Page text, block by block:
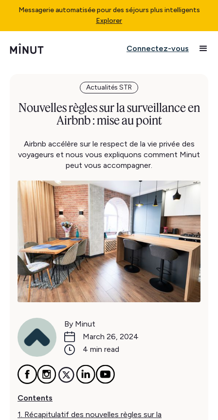
Messagerie automatisée pour des séjours plus intelligents
Explorer
Connectez-vous
Actualités STR
Nouvelles règles sur la surveillance en
Airbnb : mise au point
Airbnb accélère sur le respect de la vie privée des
voyageurs et nous vous expliquons comment Minut
peut vous accompagner.
By Minut
March 26, 2024
4 min read
Contents
1. Récapitulatif des nouvelles règles sur la